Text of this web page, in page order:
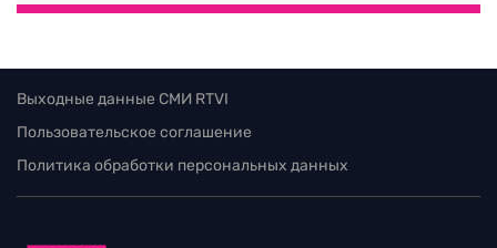
Выходные данные СМИ RTVI
Пользовательское соглашение
Политика обработки персональных данных